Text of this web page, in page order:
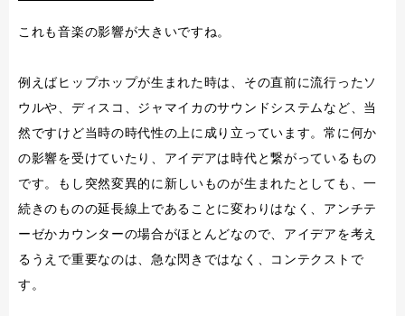
これも音楽の影響が大きいですね。
例えばヒップホップが生まれた時は、その直前に流行ったソ
ウルや、ディスコ、ジャマイカのサウンドシステムなど、当
然ですけど当時の時代性の上に成り立っています。常に何か
の影響を受けていたり、アイデアは時代と繋がっているもの
です。もし突然変異的に新しいものが生まれたとしても、一
続きのものの延長線上であることに変わりはなく、アンチテ
ーゼかカウンターの場合がほとんどなので、アイデアを考え
るうえで重要なのは、急な閃きではなく、コンテクストで
す。